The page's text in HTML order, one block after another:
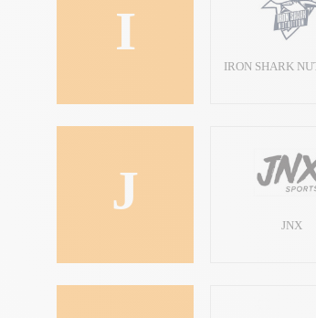
I
IRON SHARK
J
JNX